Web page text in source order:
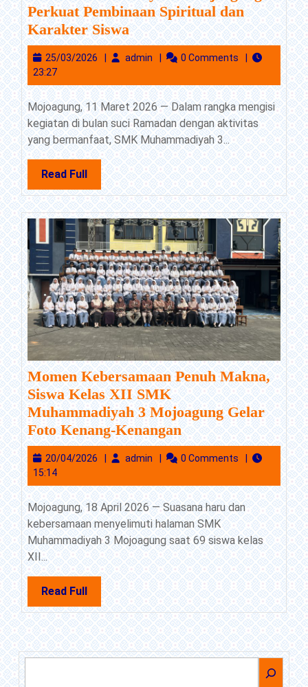
Perkuat Pembinaan Spiritual dan
Karakter SiswaHari
Pertama
Darul
Arqam
1447
H,
SMK
Muhammadiyah
3
Mojoagung
Perkuat
Pembinaan
Spiritual
dan
Karakter
Siswa
25/03/2026 25/03/2026
admin admin0 Comments
23:27
Mojoagung, 11 Maret 2026 — Dalam rangka mengisi
kegiatan di bulan suci Ramadan dengan aktivitas
yang bermanfaat, SMK Muhammadiyah 3...
Read FullRead
Full
Momen Kebersamaan Penuh Makna,
Siswa Kelas XII SMK
Muhammadiyah 3 Mojoagung Gelar
Foto Kenang-KenanganMomen
Kebersamaan
Penuh
Makna,
Siswa
Kelas
XII
SMK
Muhammadiyah
3
Mojoagung
Gelar
Foto
Kenang-
20/04/2026 20/04/2026
admin admin0 Comments
15:14
Mojoagung, 18 April 2026 — Suasana haru dan
kebersamaan menyelimuti halaman SMK
Muhammadiyah 3 Mojoagung saat 69 siswa kelas
XII...
Read FullRead
Full